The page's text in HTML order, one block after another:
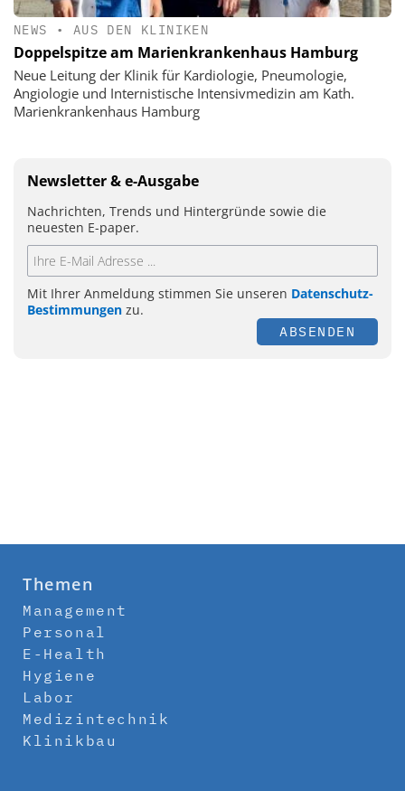
NEWS • AUS DEN KLINIKEN
Doppelspitze am Marienkrankenhaus Hamburg
Neue Leitung der Klinik für Kardiologie, Pneumologie,
Angiologie und Internistische Intensivmedizin am Kath.
Marienkrankenhaus Hamburg
Newsletter & e-Ausgabe
Nachrichten, Trends und Hintergründe sowie die
neuesten E-paper.
Mit Ihrer Anmeldung stimmen Sie unseren Datenschutz-
Bestimmungen zu.
ABSENDEN
Themen
Management
Personal
E-Health
Hygiene
Labor
Medizintechnik
Klinikbau